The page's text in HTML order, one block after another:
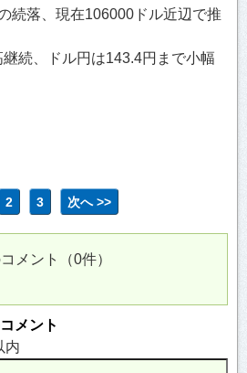
続落、現在106000ドル近辺で推
続、ドル円は143.4円まで小幅
2 3 次へ >>
メント（0件）
メント
内